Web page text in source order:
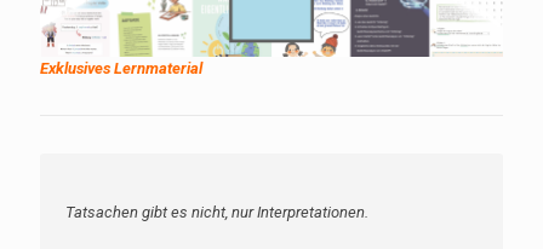
Exklusives Lernmaterial
Tatsachen gibt es nicht, nur Interpretationen.